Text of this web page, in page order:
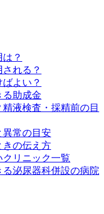
？
れる？
よい？
る助成金
液検査・採精前の目
異常の目安
きの伝え方
リニック一覧
泌尿器科併設の病院